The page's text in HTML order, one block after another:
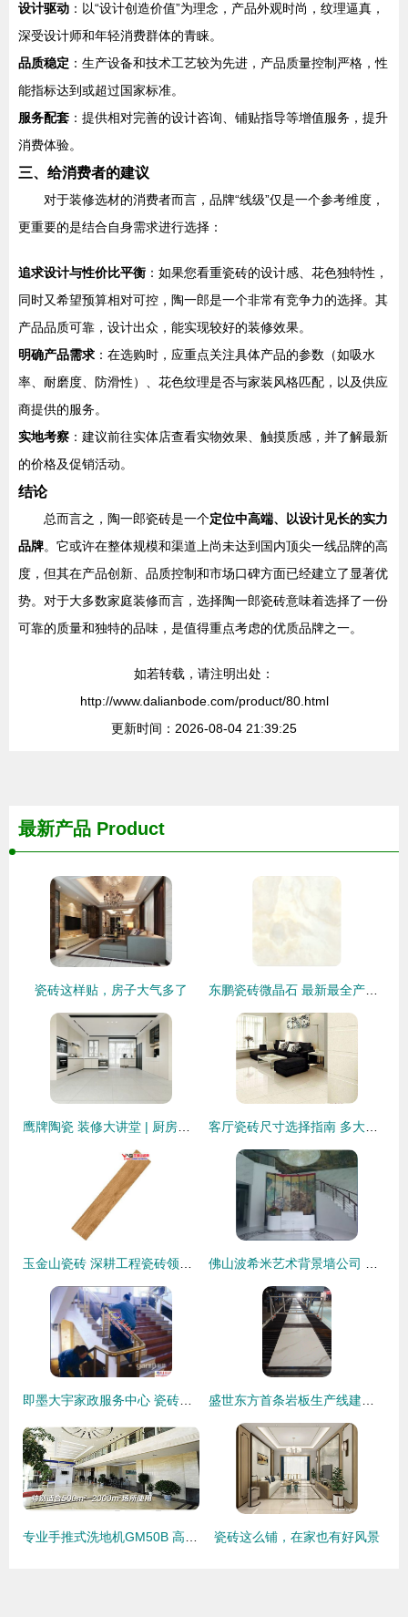
设计驱动 ：以“设计创造价值”为理念，产品外观时尚，纹理逼真，
深受设计师和年轻消费群体的青睐。
品质稳定 ：生产设备和技术工艺较为先进，产品质量控制严格，性
能指标达到或超过国家标准。
服务配套 ：提供相对完善的设计咨询、铺贴指导等增值服务，提升
消费体验。
三、给消费者的建议
对于装修选材的消费者而言，品牌“线级”仅是一个参考维度，
更重要的是结合自身需求进行选择：
追求设计与性价比平衡 ：如果您看重瓷砖的设计感、花色独特性，
同时又希望预算相对可控，陶一郎是一个非常有竞争力的选择。其
产品品质可靠，设计出众，能实现较好的装修效果。
明确产品需求 ：在选购时，应重点关注具体产品的参数（如吸水
率、耐磨度、防滑性）、花色纹理是否与家装风格匹配，以及供应
商提供的服务。
实地考察 ：建议前往实体店查看实物效果、触摸质感，并了解最新
的价格及促销活动。
结论
总而言之，陶一郎瓷砖是一个定位中高端、以设计见长的实力
品牌。它或许在整体规模和渠道上尚未达到国内顶尖一线品牌的高
度，但其在产品创新、品质控制和市场口碑方面已经建立了显著优
势。对于大多数家庭装修而言，选择陶一郎瓷砖意味着选择了一份
可靠的质量和独特的品味，是值得重点考虑的优质品牌之一。
如若转载，请注明出处：
http://www.dalianbode.com/product/80.html
更新时间：2026-08-04 21:39:25
最新产品 Product
瓷砖这样贴，房子大气多了
瓷砖这么铺，在家也有好风景